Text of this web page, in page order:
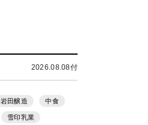
2026.08.08付
岩田醸造 中食
雪印乳業